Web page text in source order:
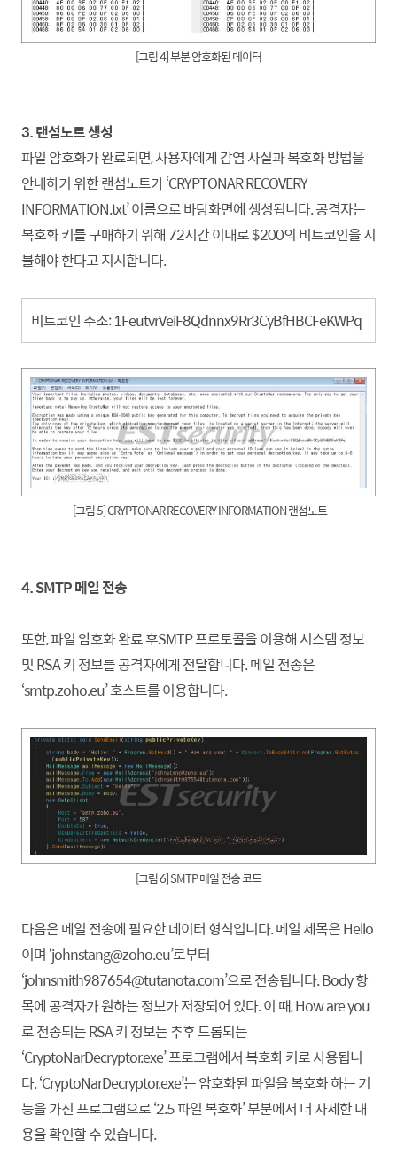
[그림 4] 부분 암호화된 데이터
3. 랜섬노트 생성
파일 암호화가 완료되면, 사용자에게 감염 사실과 복호화 방법을
안내하기 위한 랜섬노트가 ‘CRYPTONAR RECOVERY
INFORMATION.txt’ 이름으로 바탕화면에 생성됩니다. 공격자는
복호화 키를 구매하기 위해 72시간 이내로 $200의 비트코인을 지
불해야 한다고 지시합니다.
비트코인 주소: 1FeutvrVeiF8Qdnnx9Rr3CyBfHBCFeKWPq
[그림 5] CRYPTONAR RECOVERY INFORMATION 랜섬노트
4. SMTP 메일 전송
또한, 파일 암호화 완료 후SMTP 프로토콜을 이용해 시스템 정보
및 RSA 키 정보를 공격자에게 전달합니다. 메일 전송은
‘smtp.zoho.eu’ 호스트를 이용합니다.
[그림 6] SMTP 메일 전송 코드
다음은 메일 전송에 필요한 데이터 형식입니다. 메일 제목은 Hello
이며 ‘johnstang@zoho.eu’로부터
‘johnsmith987654@tutanota.com’으로 전송됩니다. Body 항
목에 공격자가 원하는 정보가 저장되어 있다. 이 때, How are you
로 전송되는 RSA 키 정보는 추후 드롭되는
‘CryptoNarDecryptor.exe’ 프로그램에서 복호화 키로 사용됩니
다. ‘CryptoNarDecryptor.exe’는 암호화된 파일을 복호화 하는 기
능을 가진 프로그램으로 ‘2.5 파일 복호화’ 부분에서 더 자세한 내
용을 확인할 수 있습니다.